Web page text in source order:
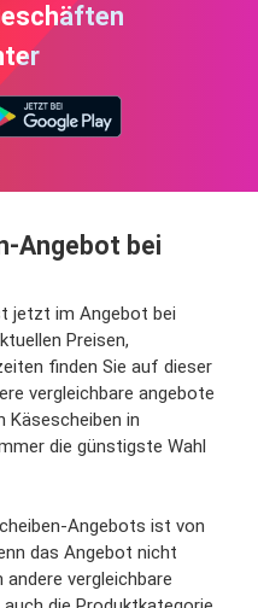
Angebot bei
jetzt im Angebot bei
Preisen,
finden Sie auf dieser
vergleichbare angebote
Käsescheiben in
die günstigste Wahl
Angebots ist von
das Angebot nicht
vergleichbare